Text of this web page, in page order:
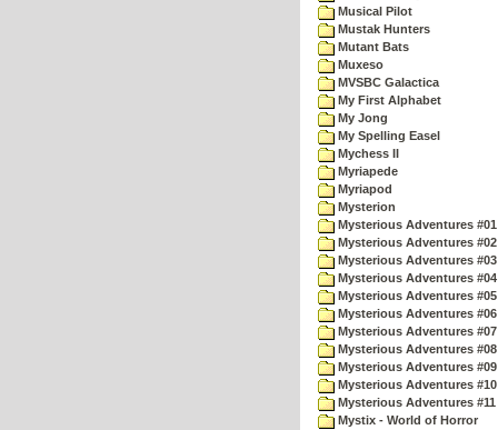
Musical Pilot
Mustak Hunters
Mutant Bats
Muxeso
MVSBC Galactica
My First Alphabet
My Jong
My Spelling Easel
Mychess II
Myriapede
Myriapod
Mysterion
Mysterious Adventures
Mysterious Adventures
Mysterious Adventures
Mysterious Adventures
Mysterious Adventures
Mysterious Adventures
Mysterious Adventures
Mysterious Adventures
Mysterious Adventures
Mysterious Adventures
Mysterious Adventures
Mystix - World of Horror